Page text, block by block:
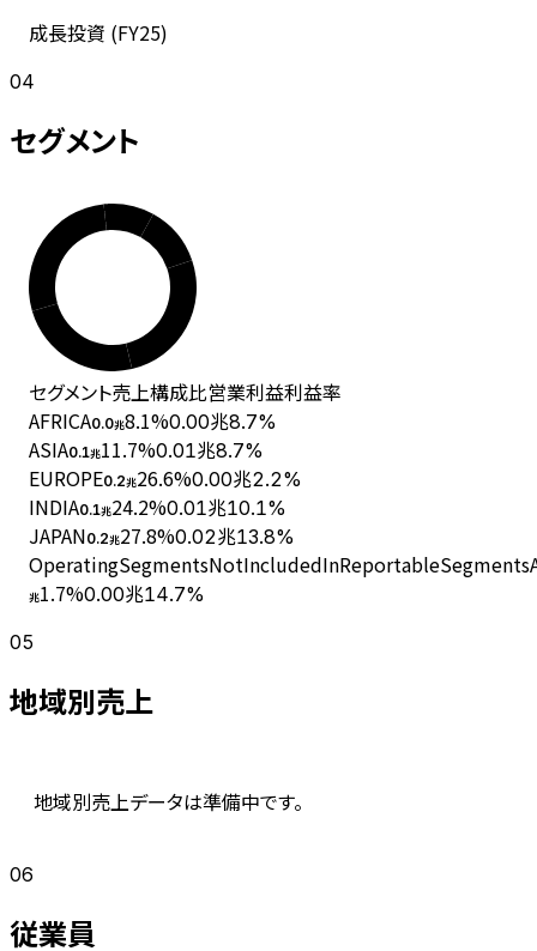
成長投資 (FY25)
04
セグメント
セグメント売上構成比営業利益利益率
AFRICA0.0兆8.1%0.00兆8.7%
ASIA0.1兆11.7%0.01兆8.7%
EUROPE0.2兆26.6%0.00兆2.2%
INDIA0.1兆24.2%0.01兆10.1%
JAPAN0.2兆27.8%0.02兆13.8%
兆1.7%0.00兆14.7%
05
地域別売上
地域別売上データは準備中です。
06
従業員